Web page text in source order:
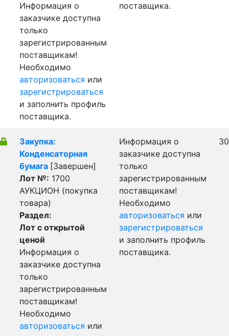
Информация о
заказчике доступна
только
зарегистрированным
поставщикам!
Необходимо
авторизоваться или
зарегистрироваться
и заполнить профиль
поставщика.
поставщика.
Закупка:
Конденсаторная
бумага [Завершен]
Лот №: 1700
АУКЦИОН (покупка
товара)
Раздел:
Лот с открытой
ценой
Информация о
заказчике доступна
только
зарегистрированным
поставщикам!
Необходимо
авторизоваться или
Информация о
заказчике доступна
только
зарегистрированным
поставщикам!
Необходимо
авторизоваться или
зарегистрироваться
и заполнить профиль
поставщика.